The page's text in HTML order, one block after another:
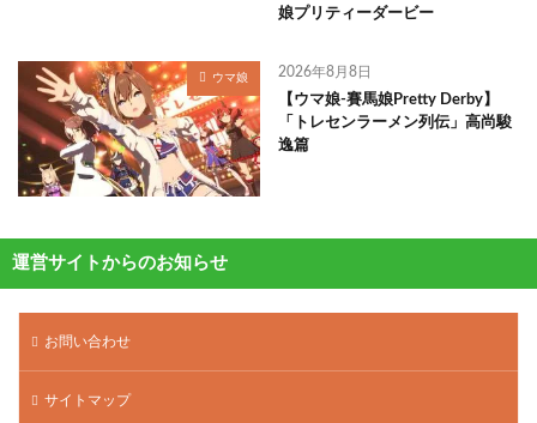
娘プリティーダービー
ウマ娘 2026年8月8日
【ウマ娘-賽馬娘Pretty Derby】
「トレセンラーメン列伝」高尚駿
逸篇
運営サイトからのお知らせ
お問い合わせ
サイトマップ